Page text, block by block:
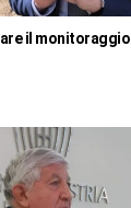
il monitoraggio